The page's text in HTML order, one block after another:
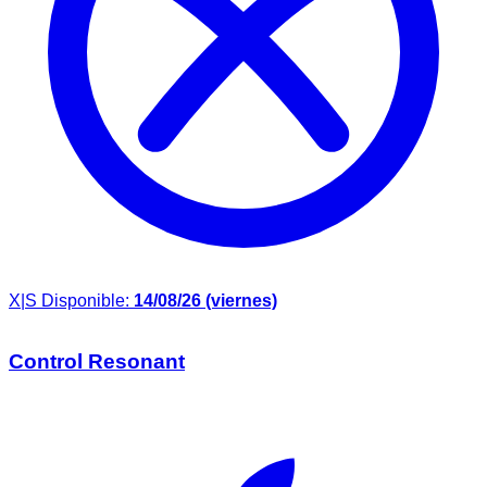
X|S Disponible: 14/08/26 (viernes)
Control Resonant